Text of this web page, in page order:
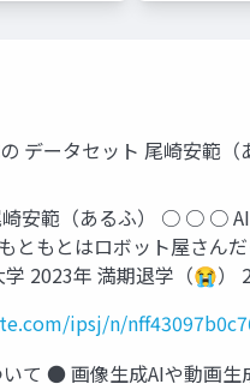
データセット 尾崎安範（
安範（あるふ） ○ ○ ○ AI
ともとはロボット屋さ
学 2023年 満期退学（😭
ipsj/n/
て ● 画像生成AIや動画